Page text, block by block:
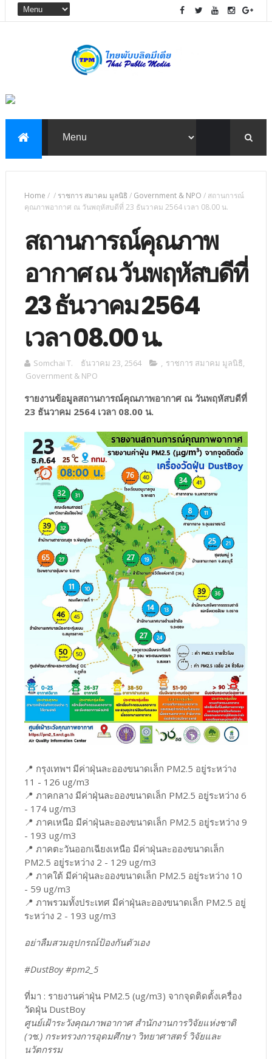
Home / / ราชการ สมาคม มูลนิธิ / Government & NPO / สถานการณ์
คุณภาพอากาศ ณ วันพฤหัสบดีที่ 23 ธันวาคม 2564 เวลา 08.00 น.
สถานการณ์คุณภาพ
อากาศ ณ วันพฤหัสบดีที่
23 ธันวาคม 2564
เวลา 08.00 น.
Somchai T. ธันวาคม 23, 2564 , ราชการ สมาคม มูลนิธิ,
Government & NPO
รายงานข้อมูลสถานการณ์คุณภาพอากาศ ณ วันพฤหัสบดีที่
23 ธันวาคม 2564 เวลา 08.00 น.
📍 กรุงเทพฯ มีค่าฝุ่นละอองขนาดเล็ก PM2.5 อยู่ระหว่าง
11 - 126 ug/m3
📍 ภาคกลาง มีค่าฝุ่นละอองขนาดเล็ก PM2.5 อยู่ระหว่าง 6
- 174 ug/m3
📍 ภาคเหนือ มีค่าฝุ่นละอองขนาดเล็ก PM2.5 อยู่ระหว่าง 9
- 193 ug/m3
📍 ภาคตะวันออกเฉียงเหนือ มีค่าฝุ่นละอองขนาดเล็ก
PM2.5 อยู่ระหว่าง 2 - 129 ug/m3
📍 ภาคใต้ มีค่าฝุ่นละอองขนาดเล็ก PM2.5 อยู่ระหว่าง 10
- 59 ug/m3
📍 ภาพรวมทั้งประเทศ มีค่าฝุ่นละอองขนาดเล็ก PM2.5 อยู่
ระหว่าง 2 - 193 ug/m3
อย่าลืมสวมอุปกรณ์ป้องกันตัวเอง
#DustBoy #pm2_5
ที่มา : รายงานค่าฝุ่น PM2.5 (ug/m3) จากจุดติดตั้งเครื่อง
วัดฝุ่น DustBoy
ศูนย์เฝ้าระวังคุณภาพอากาศ สำนักงานการวิจัยแห่งชาติ
(วช.) กระทรวงการอุดมศึกษา วิทยาศาสตร์ วิจัยและ
นวัตกรรม